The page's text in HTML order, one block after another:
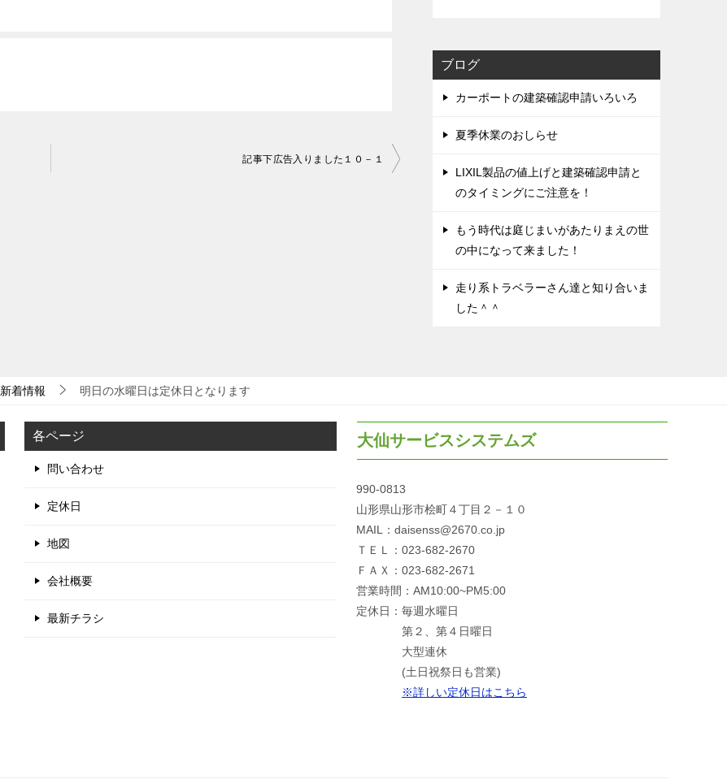
記事下広告入りました１０－１
ブログ
カーポートの建築確認申請いろいろ
夏季休業のおしらせ
LIXIL製品の値上げと建築確認申請と
のタイミングにご注意を！
もう時代は庭じまいがあたりまえの世
の中になって来ました！
走り系トラベラーさん達と知り合いま
した＾＾
新着情報 明日の水曜日は定休日となります
各ページ
問い合わせ
定休日
地図
会社概要
最新チラシ
大仙サービスシステムズ
990-0813
山形県山形市桧町４丁目２－１０
MAIL：daisenss@2670.co.jp
ＴＥＬ：023-682-2670
ＦＡＸ：023-682-2671
営業時間：AM10:00~PM5:00
定休日：毎週水曜日
第２、第４日曜日
大型連休
(土日祝祭日も営業)
※詳しい定休日はこちら